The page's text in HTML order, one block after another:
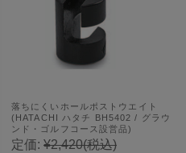
落ちにくいホールポストウエイト
(HATACHI ハタチ BH5402 / グラウ
ンド・ゴルフコース設営品)
定価: ¥2,420(税込)